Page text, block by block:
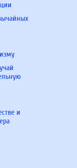
и